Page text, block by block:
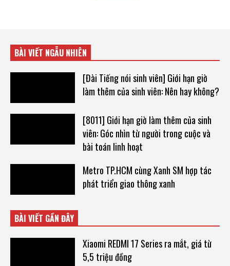
BÀI VIẾT NGẪU NHIÊN
[Đài Tiếng nói sinh viên] Giới hạn giờ
làm thêm của sinh viên: Nên hay không?
[8011] Giới hạn giờ làm thêm của sinh
viên: Góc nhìn từ người trong cuộc và
bài toán linh hoạt
Metro TP.HCM cùng Xanh SM hợp tác
phát triển giao thông xanh
BÀI VIẾT GẦN ĐÂY
Xiaomi REDMI 17 Series ra mắt, giá từ
5,5 triệu đồng